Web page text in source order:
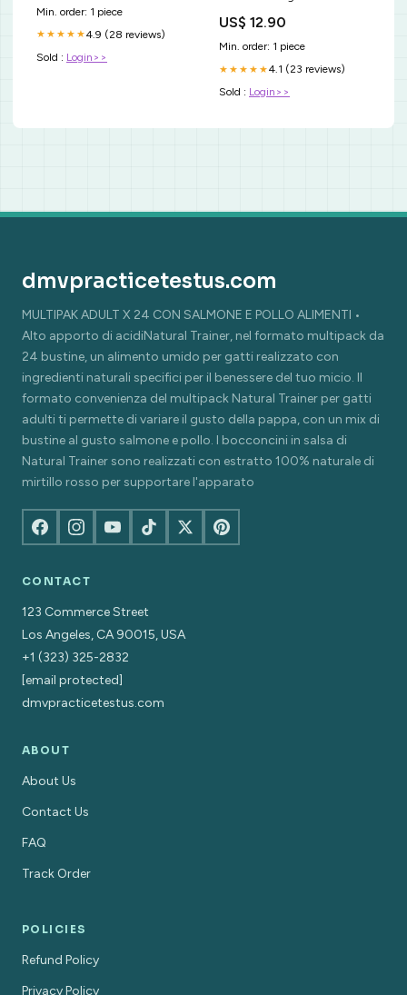
Min. order: 1 piece
★★★★★4.9 (28 reviews)
Sold : Login>>
US$ 12.90
Min. order: 1 piece
★★★★★4.1 (23 reviews)
Sold : Login>>
dmvpracticetestus.com
MULTIPAK ADULT X 24 CON SALMONE E POLLO ALIMENTI •
Alto apporto di acidiNatural Trainer, nel formato multipack da
24 bustine, un alimento umido per gatti realizzato con
ingredienti naturali specifici per il benessere del tuo micio. Il
formato convenienza del multipack Natural Trainer per gatti
adulti ti permette di variare il gusto della pappa, con un mix di
bustine al gusto salmone e pollo. I bocconcini in salsa di
Natural Trainer sono realizzati con estratto 100% naturale di
mirtillo rosso per supportare l'apparato
CONTACT
123 Commerce Street
Los Angeles, CA 90015, USA
+1 (323) 325-2832
[email protected]
dmvpracticetestus.com
ABOUT
About Us
Contact Us
FAQ
Track Order
POLICIES
Refund Policy
Privacy Policy